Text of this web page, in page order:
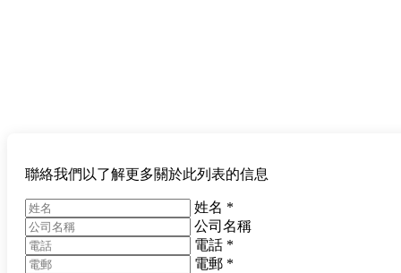
聯絡我們以了解更多關於此列表的信息
姓名 *
公司名稱
電話 *
電郵 *